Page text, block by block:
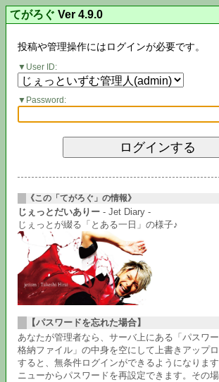
てがろぐ Ver 4.9.0
投稿や管理操作にはログインが必要です。
User ID:
Password:
《この「てがろぐ」の情報》
じぇっとだいありー - Jet Diary -
じぇっとが綴る「とある一日」の様子♪
【パスワードを忘れた場合】
あなたが管理者なら、サーバ上にある「パスワ
格納ファイル」の中身を空にして上書きアップロ
すると、無条件ログインができるようになりま
ニューからパスワードを再設定できます。その